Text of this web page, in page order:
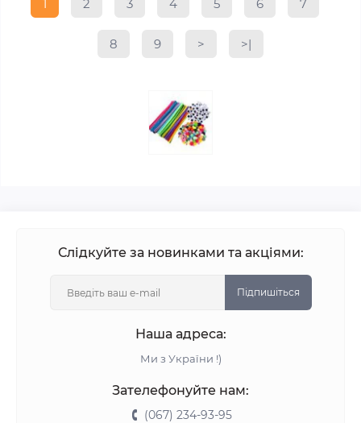
1 2 3 4 5 6 7
8 9 > >|
Слідкуйте за новинками та акціями:
Підпишіться
Наша адреса:
Ми з України !)
Зателефонуйте нам:
(067) 234-93-95